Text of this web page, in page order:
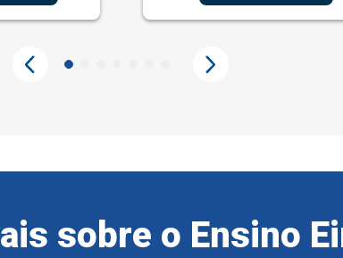
sobre o Ensino